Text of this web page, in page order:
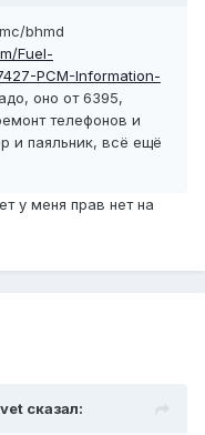
bhmd
Fuel-
PCM-Information-
оно от 6395,
телефонов и
и паяльник, всё ещё
у меня прав нет на
сказал: